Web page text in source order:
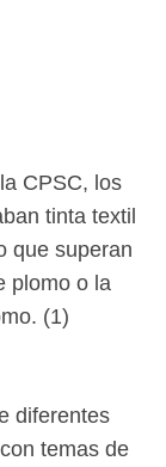
CPSC, los
tinta textil
que superan
plomo o la
(1)
diferentes
temas de